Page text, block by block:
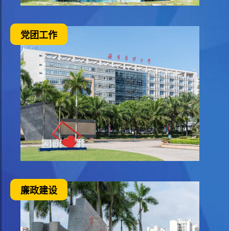
党团工作
廉政建设